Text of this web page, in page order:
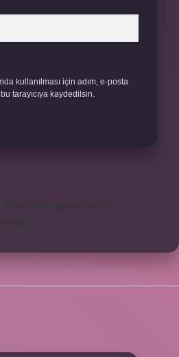
kullanılması için adım, e-posta
tarayıcıya kaydedilsin.